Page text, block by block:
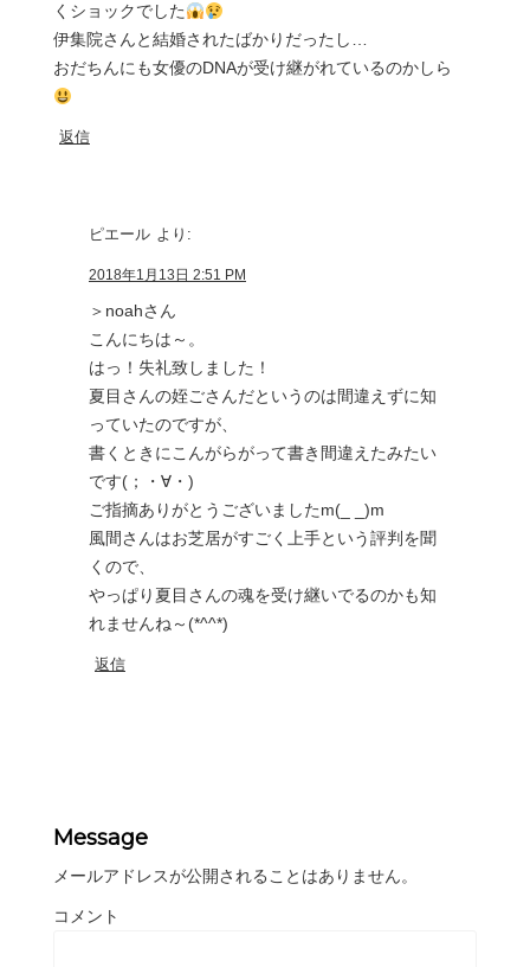
くショックでした
伊集院さんと結婚されたばかりだったし…
おだちんにも女優のDNAが受け継がれているのかしら
返信
ピエール より:
2018年1月13日 2:51 PM
＞noahさん
こんにちは～。
はっ！失礼致しました！
夏目さんの姪ごさんだというのは間違えずに知
っていたのですが、
書くときにこんがらがって書き間違えたみたい
です(；・∀・)
ご指摘ありがとうございましたm(_ _)m
風間さんはお芝居がすごく上手という評判を聞
くので、
やっぱり夏目さんの魂を受け継いでるのかも知
れませんね～(*^^*)
返信
Message
メールアドレスが公開されることはありません。
コメント